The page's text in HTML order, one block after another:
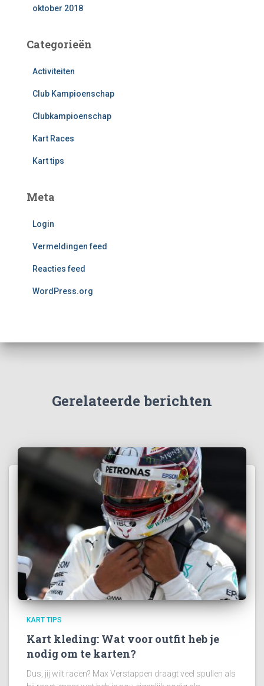
oktober 2018
Categorieën
Activiteiten
Club Kampioenschap
Clubkampioenschap
Kart Races
Kart tips
Meta
Login
Vermeldingen feed
Reacties feed
WordPress.org
Gerelateerde berichten
KART TIPS
Kart kleding: Wat voor outfit heb je
nodig om te karten?
Dus, jij wilt racen? Max Verstappen draagt veel spullen als